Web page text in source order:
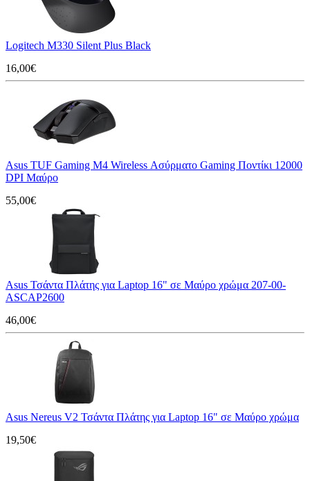
Logitech M330 Silent Plus Black
16,00€
Asus TUF Gaming M4 Wireless Ασύρματο Gaming Ποντίκι 12000
DPI Μαύρο
55,00€
Asus Τσάντα Πλάτης για Laptop 16" σε Μαύρο χρώμα 207-00-
ASCAP2600
46,00€
Asus Nereus V2 Τσάντα Πλάτης για Laptop 16" σε Μαύρο χρώμα
19,50€